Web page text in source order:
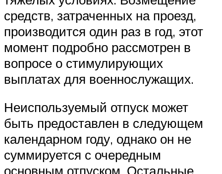
средств, затраченных на проезд,
производится один раз в год, этот
момент подробно рассмотрен в
вопросе о стимулирующих
выплатах для военнослужащих.
Неиспользуемый отпуск может
быть предоставлен в следующем
календарном году, однако он не
суммируется с очередным
основным отпуском. Остальные